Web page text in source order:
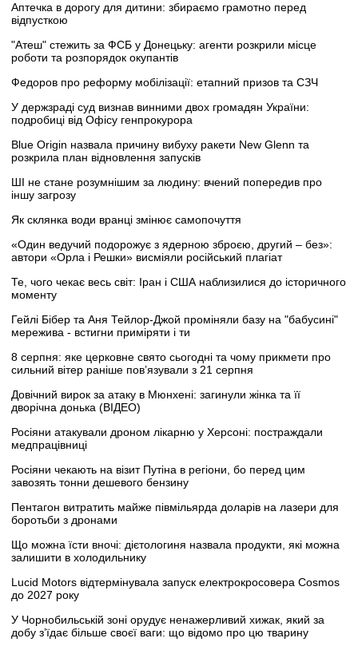
Аптечка в дорогу для дитини: збираємо грамотно перед
відпусткою
"Атеш" стежить за ФСБ у Донецьку: агенти розкрили місце
роботи та розпорядок окупантів
Федоров про реформу мобілізації: етапний призов та СЗЧ
У держзраді суд визнав винними двох громадян України:
подробиці від Офісу генпрокурора
Blue Origin назвала причину вибуху ракети New Glenn та
розкрила план відновлення запусків
ШІ не стане розумнішим за людину: вчений попередив про
іншу загрозу
Як склянка води вранці змінює самопочуття
«Один ведучий подорожує з ядерною зброєю, другий – без»:
автори «Орла і Решки» висміяли російський плагіат
Те, чого чекає весь світ: Іран і США наблизилися до історичного
моменту
Гейлі Бібер та Аня Тейлор-Джой проміняли базу на "бабусині"
мережива - встигни приміряти і ти
8 серпня: яке церковне свято сьогодні та чому прикмети про
сильний вітер раніше пов’язували з 21 серпня
Довічний вирок за атаку в Мюнхені: загинули жінка та її
дворічна донька (ВІДЕО)
Росіяни атакували дроном лікарню у Херсоні: постраждали
медпрацівниці
Росіяни чекають на візит Путіна в регіони, бо перед цим
завозять тонни дешевого бензину
Пентагон витратить майже півмільярда доларів на лазери для
боротьби з дронами
Що можна їсти вночі: дієтологиня назвала продукти, які можна
залишити в холодильнику
Lucid Motors відтермінувала запуск електрокросовера Cosmos
до 2027 року
У Чорнобильській зоні орудує ненажерливий хижак, який за
добу з’їдає більше своєї ваги: що відомо про цю тварину